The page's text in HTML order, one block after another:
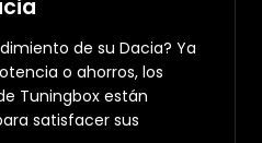
de su Dacia? Ya
o ahorros, los
Tuningbox están
satisfacer sus